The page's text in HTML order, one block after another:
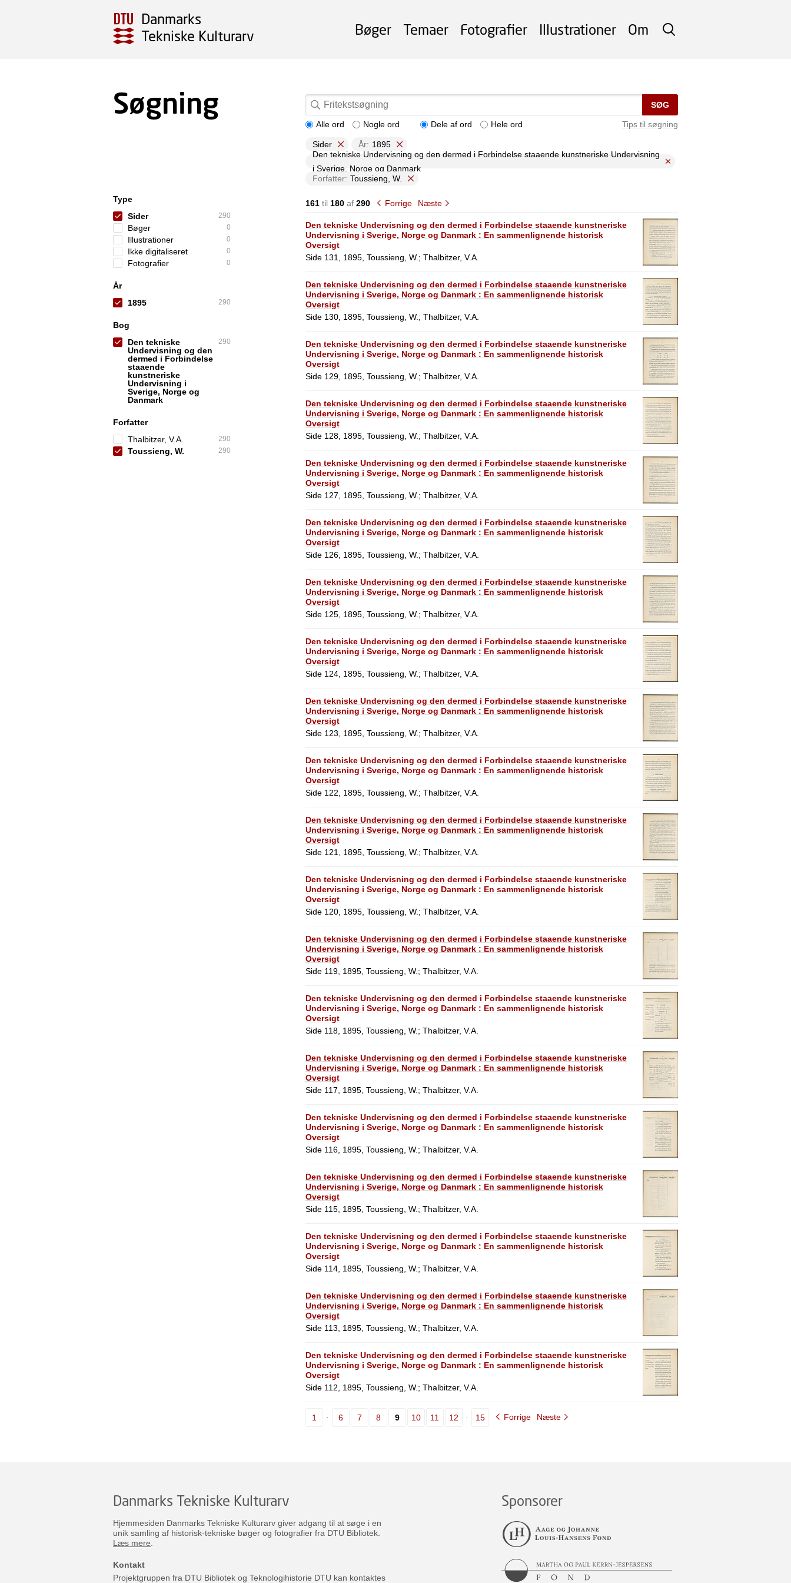
Danmarks
Tekniske Kulturarv
SØG
Bøger Temaer Fotografier Illustrationer Om
Søgning SØG
Tips til søgning
Alle ord Nogle ord Dele af ord Hele ord
Sider År: 1895
Den tekniske Undervisning og den dermed i Forbindelse staaende kunstneriske Undervisning
i Sverige, Norge og Danmark
Forfatter: Toussieng, W.
Type
Sider
290
Bøger 0
Illustrationer 0
Ikke digitaliseret 0
Fotografier 0
År
1895
290
Bog
Den tekniske
Undervisning og den
dermed i Forbindelse
staaende
kunstneriske
Undervisning i
Sverige, Norge og
Danmark
290
Forfatter
Thalbitzer, V.A.
290
Toussieng, W. 290
161til 180af 290 Forrige Næste
Den tekniske Undervisning og den dermed i Forbindelse staaende kunstneriske
Undervisning i Sverige, Norge og Danmark : En sammenlignende historisk
Oversigt
Side 131, 1895, Toussieng, W.; Thalbitzer, V.A.
Den tekniske Undervisning og den dermed i Forbindelse staaende kunstneriske
Undervisning i Sverige, Norge og Danmark : En sammenlignende historisk
Oversigt
Side 130, 1895, Toussieng, W.; Thalbitzer, V.A.
Den tekniske Undervisning og den dermed i Forbindelse staaende kunstneriske
Undervisning i Sverige, Norge og Danmark : En sammenlignende historisk
Oversigt
Side 129, 1895, Toussieng, W.; Thalbitzer, V.A.
Den tekniske Undervisning og den dermed i Forbindelse staaende kunstneriske
Undervisning i Sverige, Norge og Danmark : En sammenlignende historisk
Oversigt
Side 128, 1895, Toussieng, W.; Thalbitzer, V.A.
Den tekniske Undervisning og den dermed i Forbindelse staaende kunstneriske
Undervisning i Sverige, Norge og Danmark : En sammenlignende historisk
Oversigt
Side 127, 1895, Toussieng, W.; Thalbitzer, V.A.
Den tekniske Undervisning og den dermed i Forbindelse staaende kunstneriske
Undervisning i Sverige, Norge og Danmark : En sammenlignende historisk
Oversigt
Side 126, 1895, Toussieng, W.; Thalbitzer, V.A.
Den tekniske Undervisning og den dermed i Forbindelse staaende kunstneriske
Undervisning i Sverige, Norge og Danmark : En sammenlignende historisk
Oversigt
Side 125, 1895, Toussieng, W.; Thalbitzer, V.A.
Den tekniske Undervisning og den dermed i Forbindelse staaende kunstneriske
Undervisning i Sverige, Norge og Danmark : En sammenlignende historisk
Oversigt
Side 124, 1895, Toussieng, W.; Thalbitzer, V.A.
Den tekniske Undervisning og den dermed i Forbindelse staaende kunstneriske
Undervisning i Sverige, Norge og Danmark : En sammenlignende historisk
Oversigt
Side 123, 1895, Toussieng, W.; Thalbitzer, V.A.
Den tekniske Undervisning og den dermed i Forbindelse staaende kunstneriske
Undervisning i Sverige, Norge og Danmark : En sammenlignende historisk
Oversigt
Side 122, 1895, Toussieng, W.; Thalbitzer, V.A.
Den tekniske Undervisning og den dermed i Forbindelse staaende kunstneriske
Undervisning i Sverige, Norge og Danmark : En sammenlignende historisk
Oversigt
Side 121, 1895, Toussieng, W.; Thalbitzer, V.A.
Den tekniske Undervisning og den dermed i Forbindelse staaende kunstneriske
Undervisning i Sverige, Norge og Danmark : En sammenlignende historisk
Oversigt
Side 120, 1895, Toussieng, W.; Thalbitzer, V.A.
Den tekniske Undervisning og den dermed i Forbindelse staaende kunstneriske
Undervisning i Sverige, Norge og Danmark : En sammenlignende historisk
Oversigt
Side 119, 1895, Toussieng, W.; Thalbitzer, V.A.
Den tekniske Undervisning og den dermed i Forbindelse staaende kunstneriske
Undervisning i Sverige, Norge og Danmark : En sammenlignende historisk
Oversigt
Side 118, 1895, Toussieng, W.; Thalbitzer, V.A.
Den tekniske Undervisning og den dermed i Forbindelse staaende kunstneriske
Undervisning i Sverige, Norge og Danmark : En sammenlignende historisk
Oversigt
Side 117, 1895, Toussieng, W.; Thalbitzer, V.A.
Den tekniske Undervisning og den dermed i Forbindelse staaende kunstneriske
Undervisning i Sverige, Norge og Danmark : En sammenlignende historisk
Oversigt
Side 116, 1895, Toussieng, W.; Thalbitzer, V.A.
Den tekniske Undervisning og den dermed i Forbindelse staaende kunstneriske
Undervisning i Sverige, Norge og Danmark : En sammenlignende historisk
Oversigt
Side 115, 1895, Toussieng, W.; Thalbitzer, V.A.
Den tekniske Undervisning og den dermed i Forbindelse staaende kunstneriske
Undervisning i Sverige, Norge og Danmark : En sammenlignende historisk
Oversigt
Side 114, 1895, Toussieng, W.; Thalbitzer, V.A.
Den tekniske Undervisning og den dermed i Forbindelse staaende kunstneriske
Undervisning i Sverige, Norge og Danmark : En sammenlignende historisk
Oversigt
Side 113, 1895, Toussieng, W.; Thalbitzer, V.A.
Den tekniske Undervisning og den dermed i Forbindelse staaende kunstneriske
Undervisning i Sverige, Norge og Danmark : En sammenlignende historisk
Oversigt
Side 112, 1895, Toussieng, W.; Thalbitzer, V.A.
1 6 7 8 9 10 11 12 15 Forrige Næste
Danmarks Tekniske Kulturarv
Hjemmesiden Danmarks Tekniske Kulturarv giver adgang til at søge i en
unik samling af historisk-tekniske bøger og fotografier fra DTU Bibliotek.
Læs mere
Kontakt
Projektgruppen fra DTU Bibliotek og Teknologihistorie DTU kan kontaktes
Sponsorer